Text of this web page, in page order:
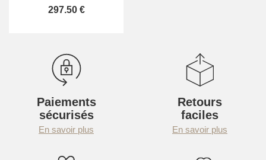
297.50 €
Paiements
sécurisés
En savoir plus
Retours
faciles
En savoir plus